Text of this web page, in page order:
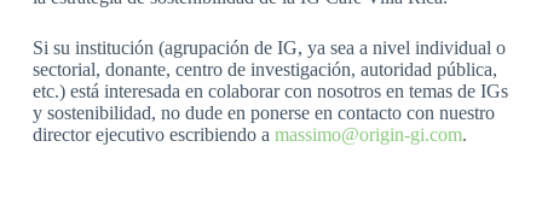
Si su institución (agrupación de IG, ya sea a nivel individual o
sectorial, donante, centro de investigación, autoridad pública,
etc.) está interesada en colaborar con nosotros en temas de IGs
y sostenibilidad, no dude en ponerse en contacto con nuestro
director ejecutivo escribiendo a massimo@origin-gi.com.